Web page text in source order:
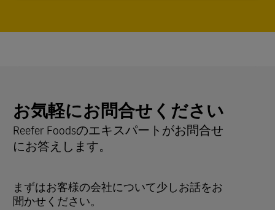
お気軽にお問合せください
Reefer Foodsのエキスパートがお問合せ
にお答えします。
まずはお客様の会社について少しお話をお
聞かせください。